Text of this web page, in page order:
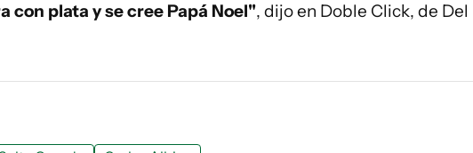
con plata y se cree Papá Noel", dijo en Doble Click, de Del